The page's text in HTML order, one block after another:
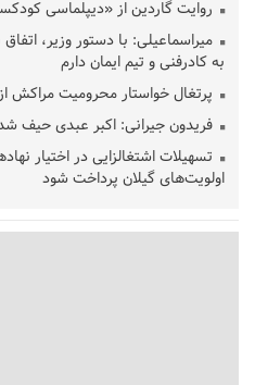
روایت گاردین از «دیپلماسی
میراسماعیلی: با دستور وزیر،
به کادرفنی و تیم ایمان دارم
پرتغال خواستار محرومیت مراکش از
فریدون جیرانی: اکبر عبدی حیف
تسهیلات اشتغالزایی در اختیار
اولویت‌های گیلان پرداخت شود
قلعه‌نویی مشخص شد